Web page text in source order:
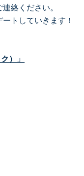
絡ください。
トしていきます！
）」